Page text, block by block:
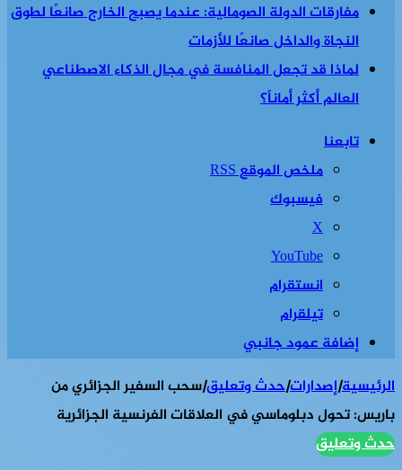
مفارقات الدولة الصومالية: عندما يصبح الخارج صانعًا لطوق
النجاة والداخل صانعًا للأزمات
لماذا قد تجعل المنافسة في مجال الذكاء الاصطناعي
العالم أكثر أماناً؟
تابعنا
ملخص الموقع RSS
فيسبوك
‫X
‫YouTube
انستقرام
تيلقرام
إضافة عمود جانبي
الرئيسية|إصدارات|حدث وتعليق|سحب السفير الجزائري من
باريس: تحول دبلوماسي في العلاقات الفرنسية الجزائرية
حدث وتعليق